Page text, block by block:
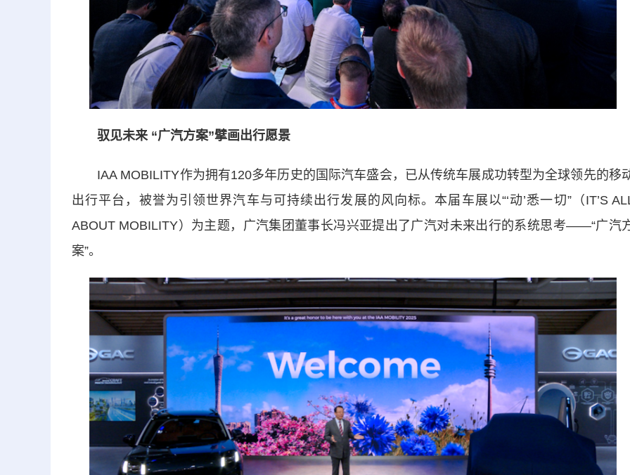
驭见未来 “广汽方案”擘画出行愿景
IAA MOBILITY作为拥有120多年历史的国际汽车盛会，已从传统车展成功转型为全球领先的移
出行平台，被誉为引领世界汽车与可持续出行发展的风向标。本届车展以“‘动’悉一切”（IT’S
ABOUT MOBILITY）为主题，广汽集团董事长冯兴亚提出了广汽对未来出行的系统思考——“广汽
案”。